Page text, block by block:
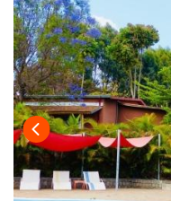
badkamer met een bad
ook een bezoek te
Piratenmuseum, een
zeker de moeite waard